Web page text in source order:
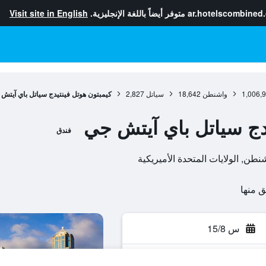
متوفر أيضاً باللغة الإنجليزية. Visit site in English
واشنطن 18,642 سياتل 2,827 كيمبتون هوتل فينتيدج سياتل باي
سياتل باي آيتش جي فندق
س 15/8